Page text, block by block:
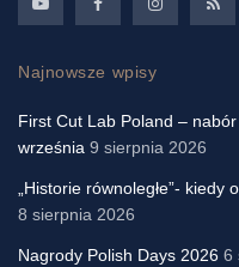
Najnowsze wpisy
First Cut Lab Poland –
września 9 sierpnia 2026
„Historie równoległe”-
8 sierpnia 2026
Nagrody Polish Days 2026 6